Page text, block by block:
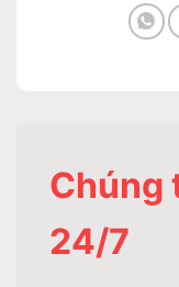
Chúng
24/7